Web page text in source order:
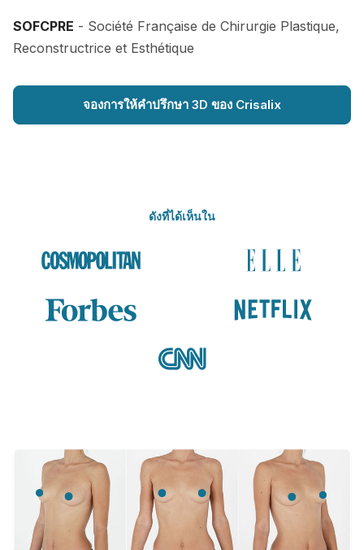
SOFCPRE - Société Française de Chirurgie Plastique,
Reconstructrice et Esthétique
จองการให้คำปรึกษา 3D ของ Crisalix
ดังที่ได้เห็นใน